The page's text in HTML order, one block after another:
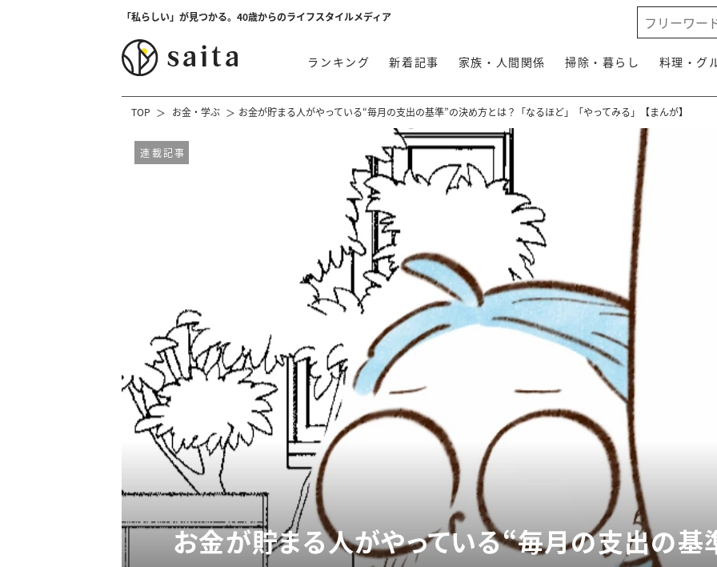
「私らしい」が見つかる。40歳からのライフスタイルメディア
ランキング 新着記事 家族・人間関係 掃除・暮らし 料理・グ
TOP お金・学ぶ お金が貯まる人がやっている“毎月の支出の基準”の決め方とは？「なるほど」「やってみる」【まんが】
連載記事
お金が貯まる人がやっている“毎月の支出の基